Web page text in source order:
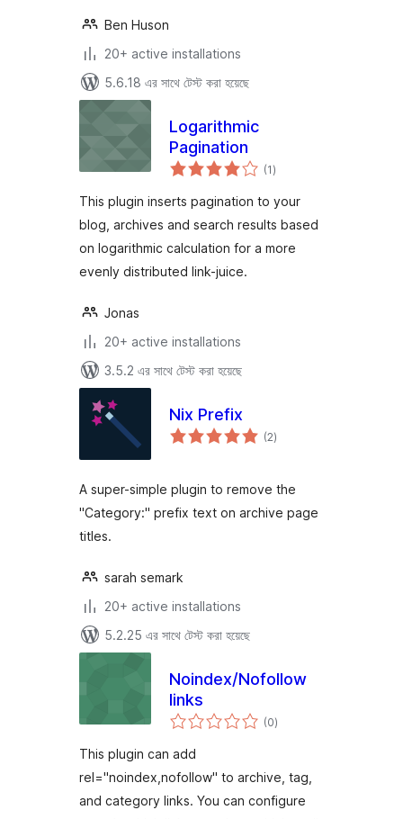
Ben Huson
20+ active installations
5.6.18 এর সাথে টেস্ট করা হয়েছে
Logarithmic
Pagination
(1total
ratings
)
This plugin inserts pagination to your
blog, archives and search results based
on logarithmic calculation for a more
evenly distributed link-juice.
Jonas
20+ active installations
3.5.2 এর সাথে টেস্ট করা হয়েছে
Nix Prefix
(2total
ratings
)
A super-simple plugin to remove the
"Category:" prefix text on archive page
titles.
sarah semark
20+ active installations
5.2.25 এর সাথে টেস্ট করা হয়েছে
Noindex/Nofollow
links
(0total
ratings
)
This plugin can add
rel="noindex,nofollow" to archive, tag,
and category links. You can configure